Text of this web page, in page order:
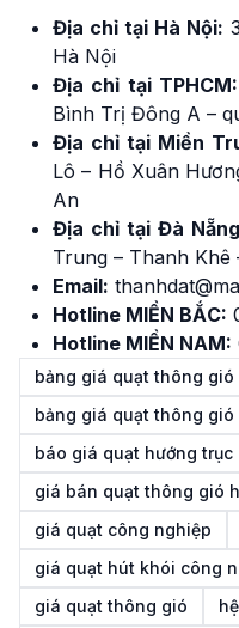
Địa chỉ tại Hà Nội:
Hà Nội
Địa chỉ tại TPHCM:
Bình Trị Đông A –
Địa chỉ tại Miền
Lô – Hồ Xuân
An
Địa chỉ tại Đà
Trung – Thanh Khê
Email:
Hotline MIỀN BẮC:
Hotline MIỀN NAM:
bảng giá quạt thông gió
bảng giá quạt thông gió
báo giá quạt hướng trục
giá bán quạt thông gió
giá quạt công nghiệp
giá quạt hút khói công
giá quạt thông gió